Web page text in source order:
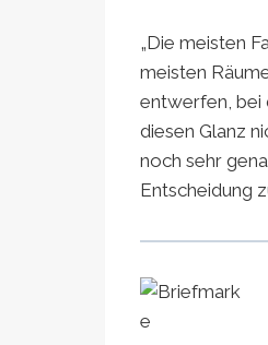
„Die meisten
meisten
entwerfen, bei
diesen Glanz
noch sehr
Entscheidung